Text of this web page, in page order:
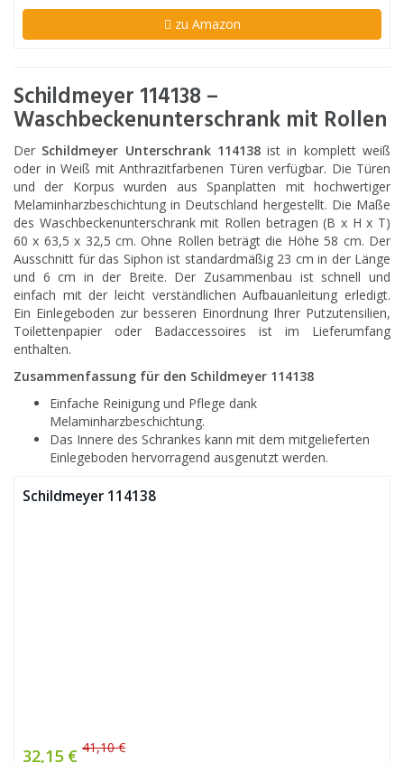
zu Amazon
Schildmeyer 114138 –
Waschbeckenunterschrank mit Rollen
Der Schildmeyer Unterschrank 114138ist in komplett weiß
oder in Weiß mit Anthrazitfarbenen Türen verfügbar. Die Türen
und der Korpus wurden aus Spanplatten mit hochwertiger
Melaminharzbeschichtung in Deutschland hergestellt. Die Maße
des Waschbeckenunterschrank mit Rollen betragen (B x H x T)
60 x 63,5 x 32,5 cm. Ohne Rollen beträgt die Höhe 58 cm. Der
Ausschnitt für das Siphon ist standardmäßig 23 cm in der Länge
und 6 cm in der Breite. Der Zusammenbau ist schnell und
einfach mit der leicht verständlichen Aufbauanleitung erledigt.
Ein Einlegeboden zur besseren Einordnung Ihrer Putzutensilien,
Toilettenpapier oder Badaccessoires ist im Lieferumfang
enthalten.
Zusammenfassung für den Schildmeyer 114138
Einfache Reinigung und Pflege dank
Melaminharzbeschichtung.
Das Innere des Schrankes kann mit dem mitgelieferten
Einlegeboden hervorragend ausgenutzt werden.
Schildmeyer 114138
32,15 € 41,10 €